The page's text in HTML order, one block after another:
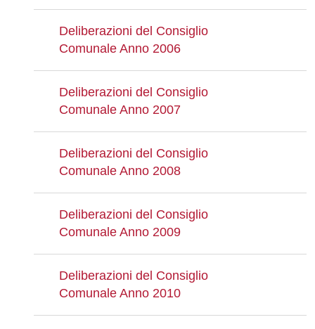
Deliberazioni del Consiglio
Comunale Anno 2006
Deliberazioni del Consiglio
Comunale Anno 2007
Deliberazioni del Consiglio
Comunale Anno 2008
Deliberazioni del Consiglio
Comunale Anno 2009
Deliberazioni del Consiglio
Comunale Anno 2010